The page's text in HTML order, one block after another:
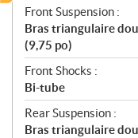
Front Suspension :
Bras triangulaire
(9,75 po)
Front Shocks :
Bi-tube
Rear Suspension :
Bras triangulaire